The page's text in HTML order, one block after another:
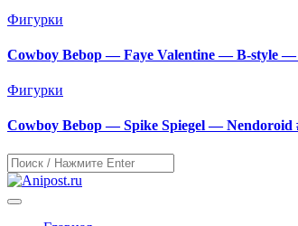
Фигурки
Cowboy Bebop — Faye Valentine — B-style
Фигурки
Cowboy Bebop — Spike Spiegel — Nendoroid